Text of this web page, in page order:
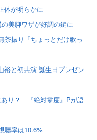
体が明らかに
美脚ワザが好調の鍵に
茶振り「ちょっとだけ歌っ
裕と初共演 誕生日プレゼン
あり？ 『絶対零度』Pが語
聴率は10.6%